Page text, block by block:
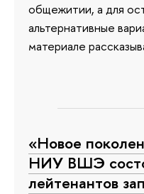
общежитии, а для
альтернативные
материале
«Новое
НИУ ВШЭ
лейтенантов